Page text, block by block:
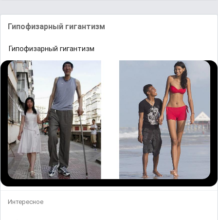
Гипофизарный гигантизм
Гипофизарный гигантизм
Интересное